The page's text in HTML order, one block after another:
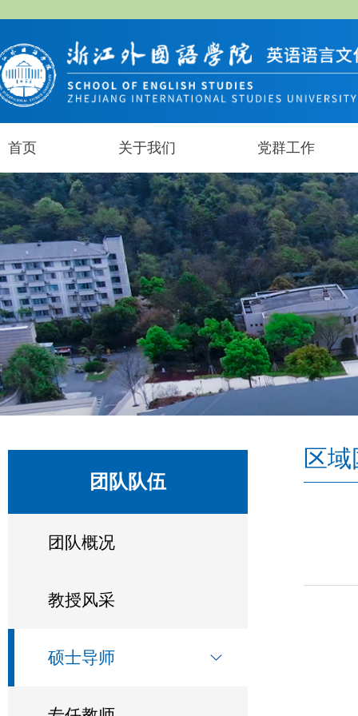
首页 关于我们 党群工作
团队队伍
团队概况
教授风采
硕士导师
区